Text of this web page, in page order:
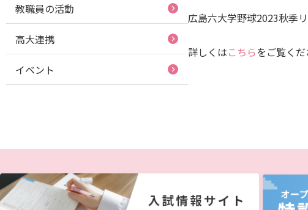
広島六大学野球2023秋季
詳しくはこちらをご覧くだ
教職員の活動
高大連携
イベント